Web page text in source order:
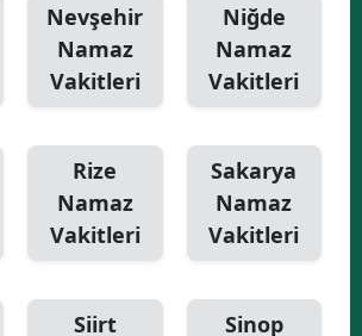
Nevşehir
Namaz
Vakitleri
Niğde
Namaz
Vakitleri
Rize
Namaz
Vakitleri
Sakarya
Namaz
Vakitleri
Siirt
Sinop